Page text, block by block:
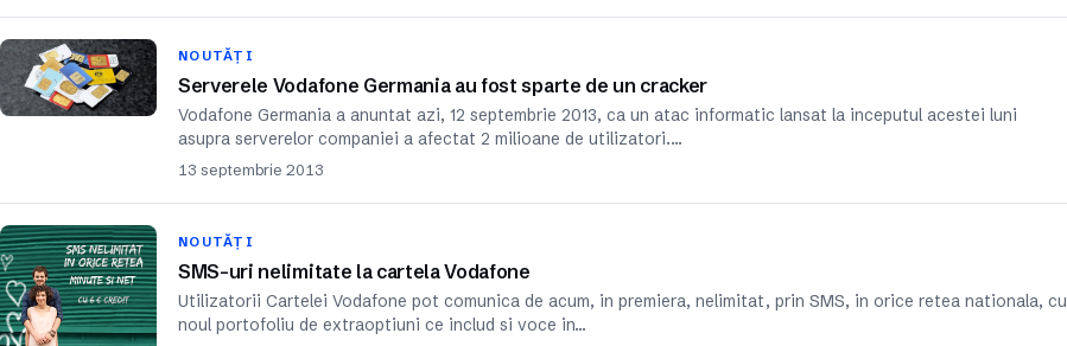
NOUTĂȚI
Serverele Vodafone Germania au fost sparte de un cracker
Vodafone Germania a anuntat azi, 12 septembrie 2013, ca un atac informatic lansat la inceputul acestei luni
asupra serverelor companiei a afectat 2 milioane de utilizatori.…
13 septembrie 2013
NOUTĂȚI
SMS-uri nelimitate la cartela Vodafone
Utilizatorii Cartelei Vodafone pot comunica de acum, in premiera, nelimitat, prin SMS, in orice retea nationala, cu
noul portofoliu de extraoptiuni ce includ si voce in…